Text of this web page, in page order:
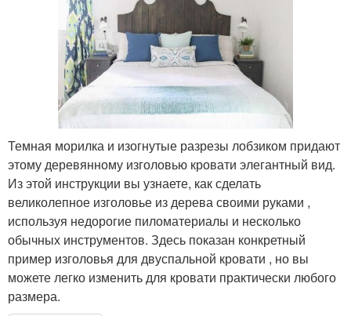
Темная морилка и изогнутые разрезы лобзиком придают
этому деревянному изголовью кровати элегантный вид.
Из этой инструкции вы узнаете, как сделать
великолепное изголовье из дерева своими руками ,
используя недорогие пиломатериалы и несколько
обычных инструментов. Здесь показан конкретный
пример изголовья для двуспальной кровати , но вы
можете легко изменить для кровати практически любого
размера.